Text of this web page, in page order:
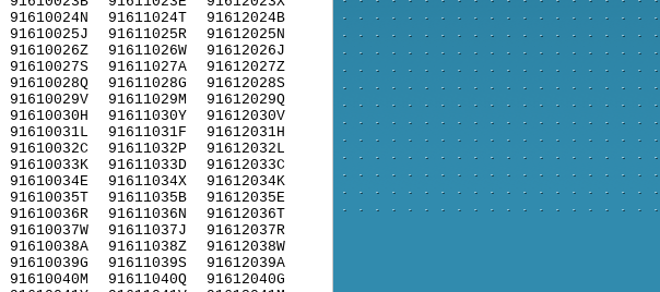
91610024N
91610025J
91610026Z
91610027S
91610028Q
91610029V
91610030H
91610031L
91610032C
91610033K
91610034E
91610035T
91610036R
91610037W
91610038A
91610039G
91610040M
91611024T
91611025R
91611026W
91611027A
91611028G
91611029M
91611030Y
91611031F
91611032P
91611033D
91611034X
91611035B
91611036N
91611037J
91611038Z
91611039S
91611040Q
91612024B
91612025N
91612026J
91612027Z
91612028S
91612029Q
91612030V
91612031H
91612032L
91612033C
91612034K
91612035E
91612036T
91612037R
91612038W
91612039A
91612040G